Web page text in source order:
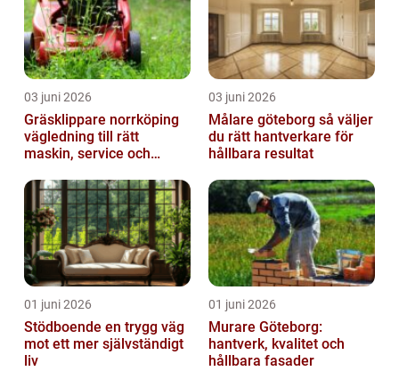
03 juni 2026
Gräsklippare norrköping
vägledning till rätt
maskin, service och
03 juni 2026
Målare göteborg så väljer
du rätt hantverkare för
hållbara resultat
01 juni 2026
Stödboende en trygg väg
mot ett mer självständigt
liv
01 juni 2026
Murare Göteborg:
hantverk, kvalitet och
hållbara fasader